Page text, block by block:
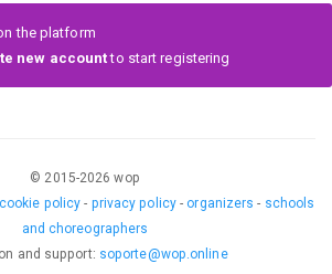
the platform
new accountto start registering
© 2015-2026 wop
cookie policy - privacy policy - organizers - schools
and choreographers
and support: soporte@wop.online